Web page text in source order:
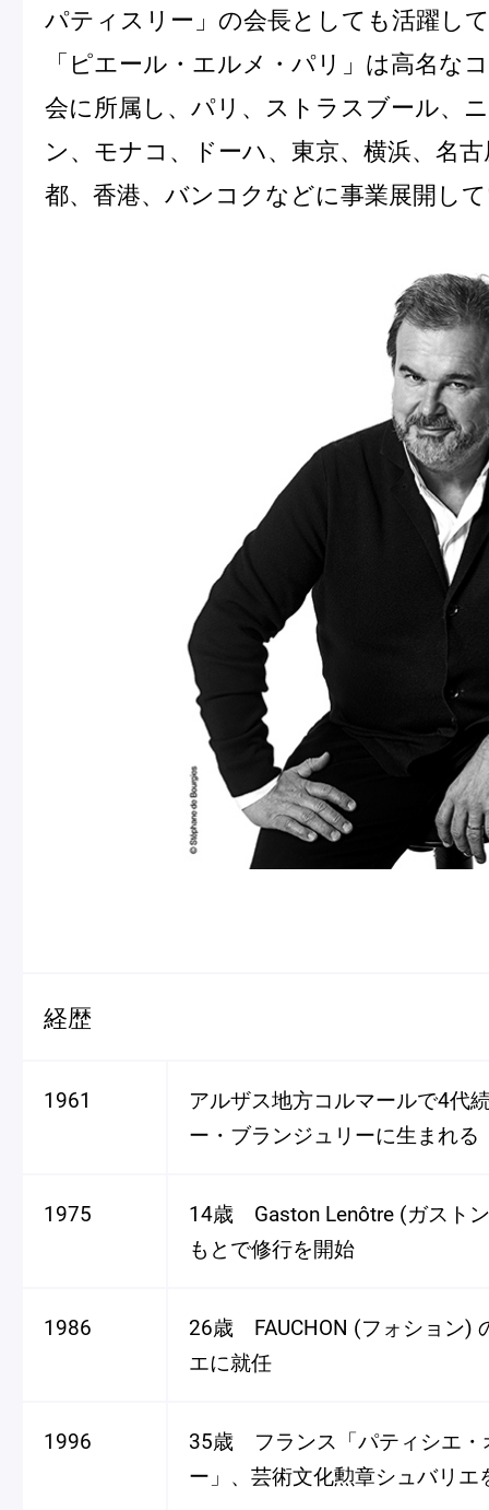
Macarons
Pâtisseries
お知らせ
Journal & Informations
フルーツとヨーグルトのマカ
「ヴルーテ」販売のお知らせ
＜麻布台ヒ
催事出店の
ピエール・エルメについて
Nos adresses
ログイン
パティスリー」の会長としても活躍し
「ピエール・エルメ・パリ」は高名な
会に所属し、パリ、ストラスブール、
ン、モナコ、ドーハ、東京、横浜、名
都、香港、バンコクなどに事業展開し
経歴
1961
アルザス地方コルマールで4代
ー・ブランジュリーに生まれる
1975
14歳 Gaston Lenôtre (ガスト
もとで修行を開始
1986
26歳 FAUCHON (フォション)
エに就任
1996
35歳 フランス「パティシエ・
ー」、芸術文化勲章シュバリエ